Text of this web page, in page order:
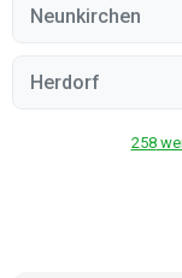
Neunkirchen
Herdorf
258